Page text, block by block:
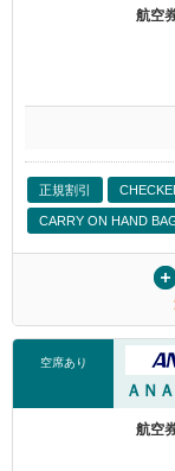
航空
正規割引
CARRY ON HAND
空席あり
ＡＮＡ
航空